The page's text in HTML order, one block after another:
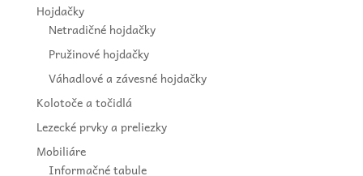
Hojdačky
Netradičné hojdačky
Pružinové hojdačky
Váhadlové a závesné hojdačky
Kolotoče a točidlá
Lezecké prvky a preliezky
Mobiliáre
Informačné tabule